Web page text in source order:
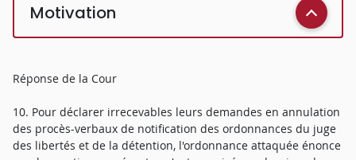
Motivation
Réponse de la Cour
10. Pour déclarer irrecevables leurs demandes en annulation
des procès-verbaux de notification des ordonnances du juge
des libertés et de la détention, l'ordonnance attaquée énonce